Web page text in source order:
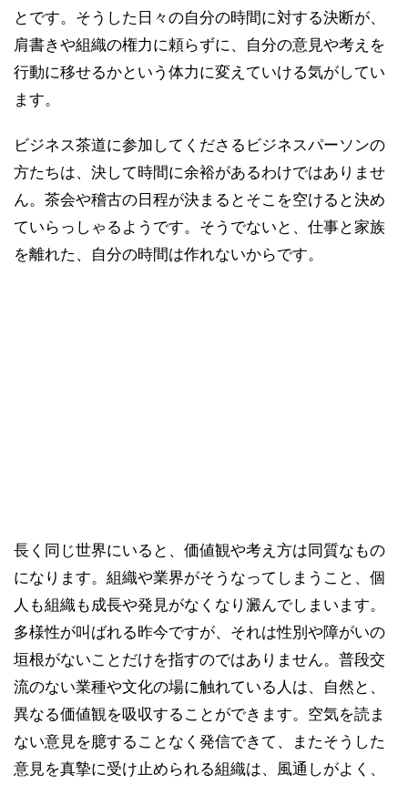
とです。そうした日々の自分の時間に対する決断が、
肩書きや組織の権力に頼らずに、自分の意見や考えを
行動に移せるかという体力に変えていける気がしてい
ます。
ビジネス茶道に参加してくださるビジネスパーソンの
方たちは、決して時間に余裕があるわけではありませ
ん。茶会や稽古の日程が決まるとそこを空けると決め
ていらっしゃるようです。そうでないと、仕事と家族
を離れた、自分の時間は作れないからです。
長く同じ世界にいると、価値観や考え方は同質なもの
になります。組織や業界がそうなってしまうこと、個
人も組織も成長や発見がなくなり澱んでしまいます。
多様性が叫ばれる昨今ですが、それは性別や障がいの
垣根がないことだけを指すのではありません。普段交
流のない業種や文化の場に触れている人は、自然と、
異なる価値観を吸収することができます。空気を読ま
ない意見を臆することなく発信できて、またそうした
意見を真摯に受け止められる組織は、風通しがよく、